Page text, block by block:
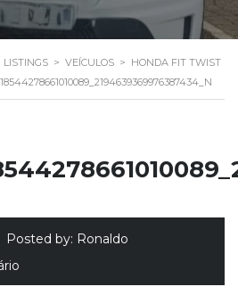
LISTINGS > VEÍCULOS > HONDA FIT TWIST
Posted by: Ronaldo